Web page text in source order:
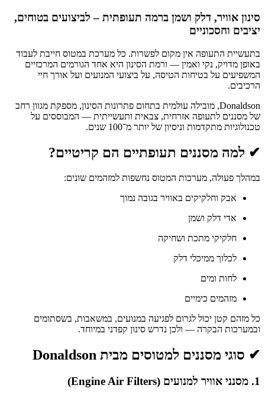
סינון אוויר, דלק ושמן ברמה תעופתית – לביצועים בטוחים,
יציבים וחסכוניים
בתעשיית התעופה אין מקום לפשרות. כל מערכת במטוס חייבת לעבוד
באופן מדויק, נקי ואמין — ורמת הסינון היא אחד הגורמים המרכזיים
המשפיעים על בטיחות הטיסה, על ביצועי המנועים ועל אורך חיי
הרכיבים.
Donaldson, מובילה עולמית בתחום פתרונות הסינון, מספקת מגוון רחב
של מסננים לתעופה אזרחית, צבאית ותעשייתית — המבוססים על
טכנולוגיות מתקדמות וניסיון של יותר מ־100 שנים.
✔ למה מסננים תעופתיים הם קריטיים?
במהלך פעולה, מערכות המטוס נחשפות למזהמים שונים:
אבק וחלקיקים באוויר בגובה נמוך
אדי דלק ושמן
חלקיקי מתכת ושחיקה
לכלוך ממיכלי דלק
לחות ומים
מזהמים כימיים
כל מזהם קטן יכול לגרום לפגיעה במנועים, במשאבות, בשסתומים
ובמערכות הבקרה — ולכן נדרש סינון קפדני במיוחד.
✔ סוגי מסננים למטוסים מבית Donaldson
1. מסנני אוויר למנועים (Engine Air Filters)